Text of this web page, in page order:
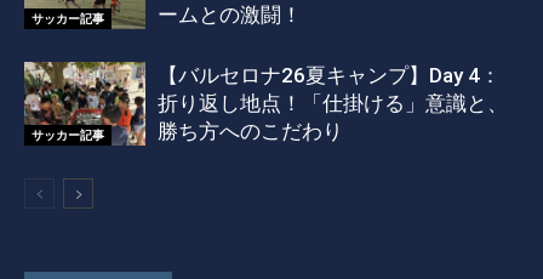
サッカー記事
ームとの激闘！
サッカー記事
【バルセロナ26夏キャンプ】Day 4：
折り返し地点！「仕掛ける」意識と、
勝ち方へのこだわり